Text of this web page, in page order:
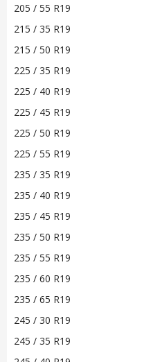
205 / 55 R19
215 / 35 R19
215 / 50 R19
225 / 35 R19
225 / 40 R19
225 / 45 R19
225 / 50 R19
225 / 55 R19
235 / 35 R19
235 / 40 R19
235 / 45 R19
235 / 50 R19
235 / 55 R19
235 / 60 R19
235 / 65 R19
245 / 30 R19
245 / 35 R19